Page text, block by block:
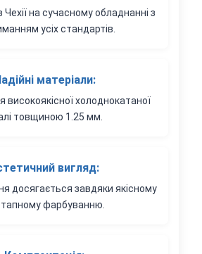
на сучасному обладнанні з
усіх стандартів.
матеріали:
високоякісної холоднокатаної
товщиною 1.25 мм.
вигляд:
досягається завдяки якісному
фарбуванню.